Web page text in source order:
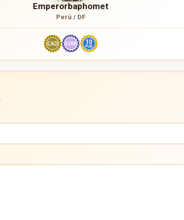
Emperorbaphomet
Perú / DF